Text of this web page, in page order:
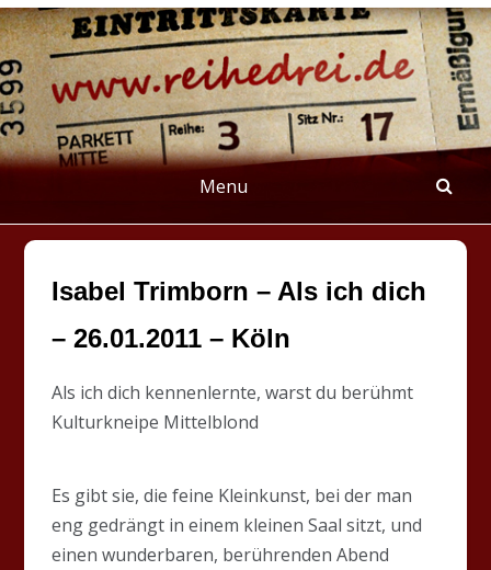
Skip
to
contentREIHEDREI
Berichte über Groß- und Kleinkunst
Menu
Isabel Trimborn – Als ich dich
– 26.01.2011 – Köln
Als ich dich kennenlernte, warst du berühmt
Kulturkneipe Mittelblond
Es gibt sie, die feine Kleinkunst, bei der man
eng gedrängt in einem kleinen Saal sitzt, und
einen wunderbaren, berührenden Abend